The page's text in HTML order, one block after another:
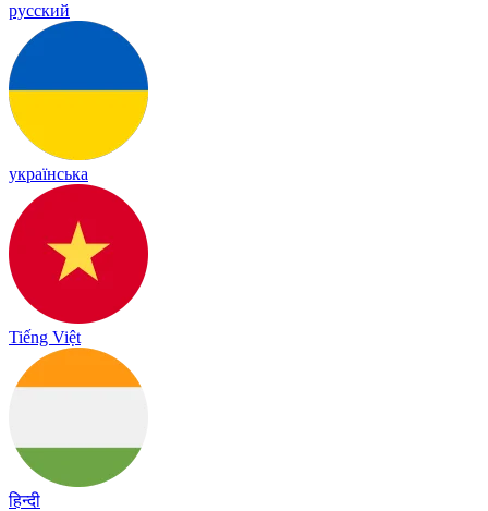
русский
українська
Tiếng Việt
हिन्दी